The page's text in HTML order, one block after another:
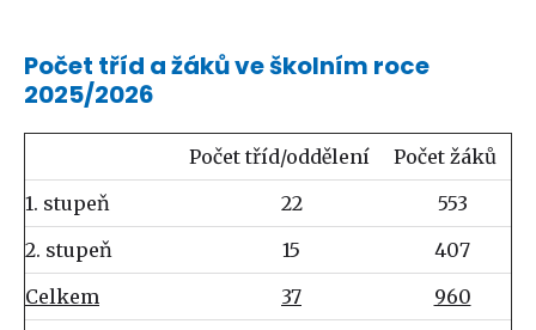
Počet tříd a žáků ve školním roce
2025/2026
Počet tříd/oddělení
Počet žáků
1. stupeň
22
553
2. stupeň
15
407
Celkem
37
960